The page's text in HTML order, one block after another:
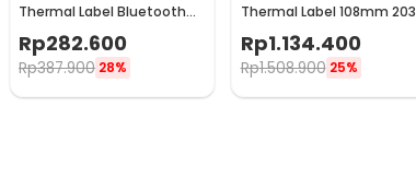
Thermal Label Bluetooth
203 DPI 70mm/s 2500mAh
- RPP02D
Rp282.600
Rp387.900 28%
Thermal Label 108mm 203
DPI 150mm/s USB Serial
Ethernet - RP410
Rp1.134.400
Rp1.508.900 25%